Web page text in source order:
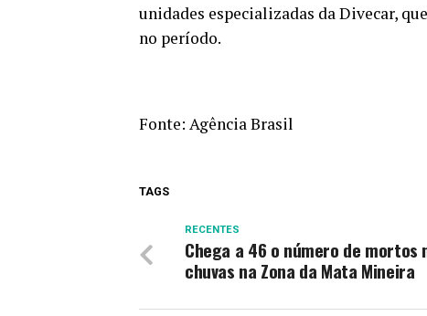
unidades especializadas da Divecar,
no período.
Fonte: Agência Brasil
TAGS
RECENTES
Chega a 46 o número de mortos
chuvas na Zona da Mata Mineira